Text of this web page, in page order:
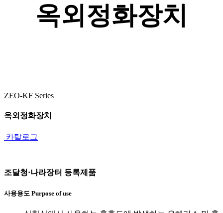
옥외정화장치
ZEO-KF Series
옥외정화장치
카탈로그
조달청·나라장터 등록제품
사용용도 Purpose of use